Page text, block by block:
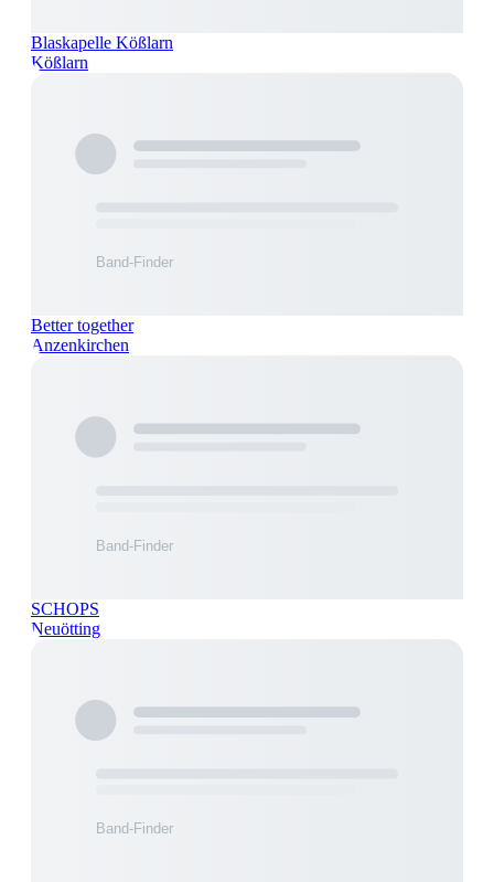
Blaskapelle Kößlarn
Kößlarn
Better together
Anzenkirchen
SCHOPS
Neuötting